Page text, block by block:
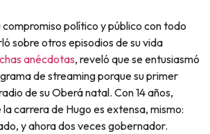
compromiso político y público con todo
sobre otros episodios de su vida
anécdotas, reveló que se entusiasmó
de streaming porque su primer
de su Oberá natal. Con 14 años,
carrera de Hugo es extensa, mismo:
y ahora dos veces gobernador.